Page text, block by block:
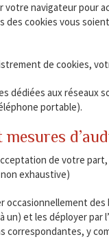
votre navigateur pour
des cookies vous
de cookies,
dédiées aux réseaux
portable).
de votre
exhaustive)
occasionnellement
un) et les déployer
correspondantes, y